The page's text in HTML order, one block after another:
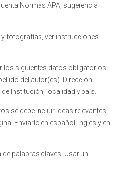
Normas APA, sugerencia
y fotografías, ver instrucciones
los siguientes datos obligatorios:
del autor(es). Dirección
Institución, localidad y país.
se debe incluir ideas relevantes
Enviarlo en español, inglés y en
palabras claves. Usar un